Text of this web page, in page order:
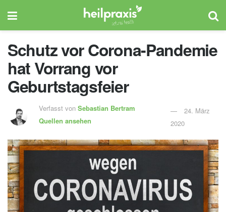
Schutz vor Corona-Pandemie
hat Vorrang vor
Geburtstagsfeier
Verfasst vonSebastian Bertram
Quellen ansehen
24. März
2020